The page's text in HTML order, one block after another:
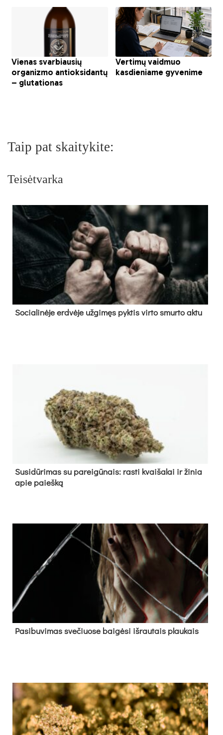
Taip pat skaitykite:
Teisėtvarka
So­cia­li­nė­je erd­vė­je už­gi­męs pyk­tis vir­to smur­to ak­tu
Su­si­dū­ri­mas su pa­rei­gū­nais: ras­ti kvai­ša­lai ir ži­nia
apie paieš­ką
Pa­si­bu­vi­mas sve­čiuo­se bai­gė­si iš­rau­tais plau­kais